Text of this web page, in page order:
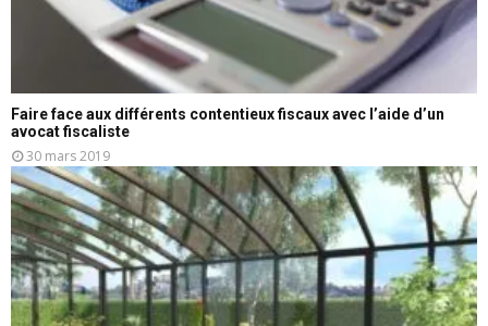
Faire face aux différents contentieux fiscaux avec l’aide d’un
avocat fiscaliste
30 mars 2019